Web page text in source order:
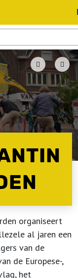
organiseert
al jaren een
van de
de Europese-,
het